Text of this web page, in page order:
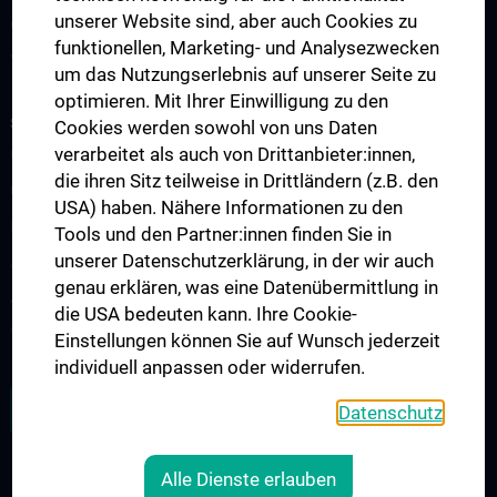
CCR Lecture Series & Impromptu Seminare
Vorlesungen und Seminare des Zentrums
SPENDEN FÜR DIE KREBSFORSCHUNG
Unsere Forschungsarbeit
Unterstützung der Krebsforschung
Informationszusendung
Aussendungen
Absetzbarkeit von Spenden
Wie können Sie spenden
unserer Website sind, aber auch Cookies zu
funktionellen, Marketing- und Analysezwecken
um das Nutzungserlebnis auf unserer Seite zu
optimieren. Mit Ihrer Einwilligung zu den
Cookies werden sowohl von uns Daten
verarbeitet als auch von Drittanbieter:innen,
die ihren Sitz teilweise in Drittländern (z.B. den
USA) haben. Nähere Informationen zu den
Tools und den Partner:innen finden Sie in
unserer Datenschutzerklärung, in der wir auch
genau erklären, was eine Datenübermittlung in
die USA bedeuten kann. Ihre Cookie-
Einstellungen können Sie auf Wunsch jederzeit
individuell anpassen oder widerrufen.
Datenschutz
Alle Dienste erlauben